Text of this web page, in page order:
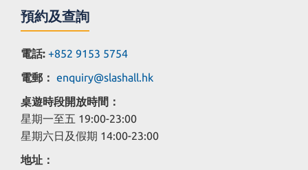
預約及查詢
電話: +852 9153 5754
電郵： enquiry@slashall.hk
桌遊時段開放時間：
星期一至五 19:00-23:00
星期六日及假期 14:00-23:00
地址：